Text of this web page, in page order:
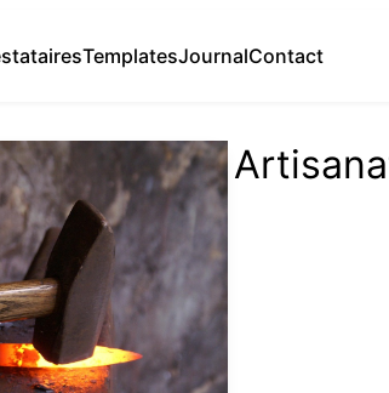
TemplatesJournalContact